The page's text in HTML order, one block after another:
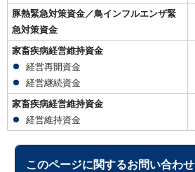
豚熱緊急対策資金／鳥インフルエンザ緊
急対策資金
家畜疾病経営維持資金
経営再開資金
経営継続資金
家畜疾病経営維持資金
経営維持資金
このページに関するお問い合わせ